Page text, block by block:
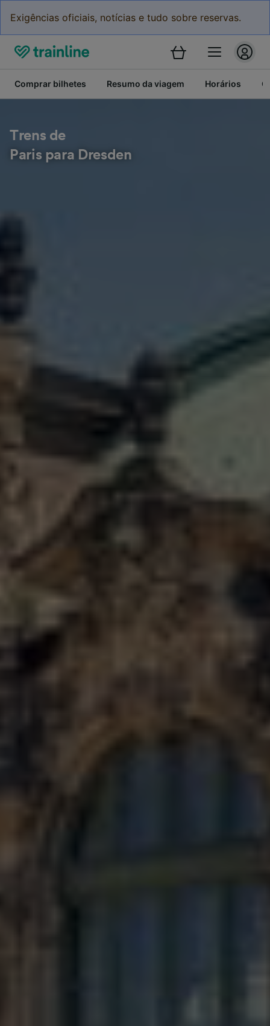
Exigências oficiais, notícias e tudo sobre reservas.
Comprar bilhetes Resumo da viagem Horários
Trens de
Paris para Dresden